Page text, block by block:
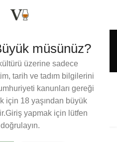
müsünüz?
üzerine sadece
tarih ve tadım bilgilerini
kanunları gereği
için 18 yaşından büyük
yapmak için lütfen
doğrulayın.
Platinum
Label kimlik